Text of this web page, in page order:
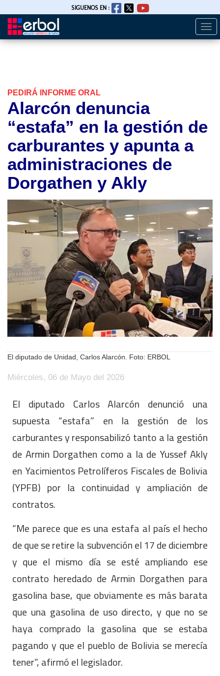
Pasar
SIGUENOS EN :
PEDIRÁ INFORME ORAL
Alarcón denuncia
“estafa” en la gestión de
carburantes y apunta a
administraciones de
Dorgathen y Akly
El diputado de Unidad, Carlos Alarcón. Foto: ERBOL
Miércoles, 06 de Mayo del 2026
El diputado Carlos Alarcón denunció una
supuesta “estafa” en la gestión de los
carburantes y responsabilizó tanto a la gestión
de Armin Dorgathen como a la de Yussef Akly
en Yacimientos Petrolíferos Fiscales de Bolivia
(YPFB) por la continuidad y ampliación de
contratos.
“Me parece que es una estafa al país el hecho
de que se retire la subvención el 17 de diciembre
y que el mismo día se esté ampliando ese
contrato heredado de Armin Dorgathen para
gasolina base, que obviamente es más barata
que una gasolina de uso directo, y que no se
haya comprado la gasolina que se estaba
pagando y que el pueblo de Bolivia se merecía
tener”, afirmó el legislador.